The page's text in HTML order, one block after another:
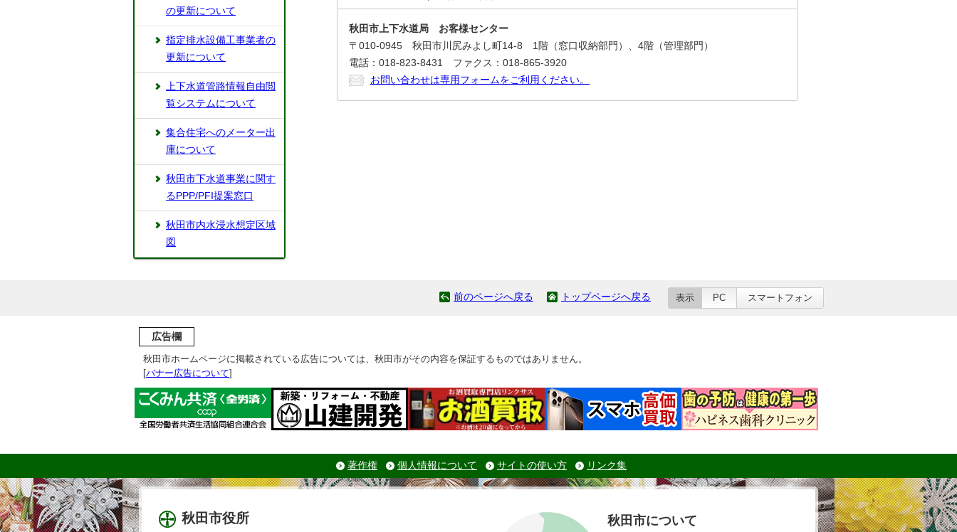
秋田市上下水道局 お客様センター
〒010-0945 秋田市川尻みよし町14-8 1階（窓口収納部門）、4階（管理部門）
電話：018-823-8431 ファクス：018-865-3920
お問い合わせは専用フォームをご利用ください。
の更新について
指定排水設備工事業者の
更新について
上下水道管路情報自由閲
覧システムについて
集合住宅へのメーター出
庫について
秋田市下水道事業に関す
るPPP/PFI提案窓口
秋田市内水浸水想定区域
図
前のページへ戻る トップページへ戻る 表示 PC スマートフォン
広告欄
秋田市ホームページに掲載されている広告については、秋田市がその内容を保証するものではありません。
[バナー広告について]
著作権 個人情報について サイトの使い方 リンク集
秋田市役所 秋田市について